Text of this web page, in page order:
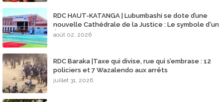
​RDC HAUT-KATANGA | Lubumbashi se dote d’une
nouvelle Cathédrale de la Justice : Le symbole d'un
État de droit restauré !
août 02, 2026
RDC Baraka |Taxe qui divise, rue qui s’embrase : 12
policiers et 7 Wazalendo aux arrêts
juillet 31, 2026